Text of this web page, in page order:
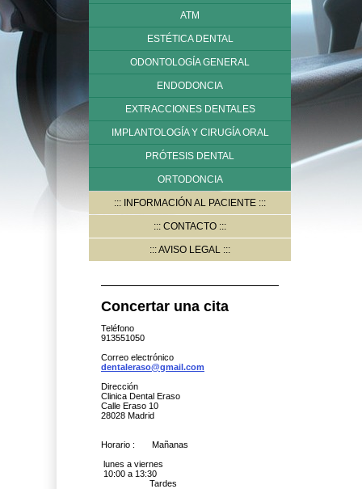
ATM
ESTÉTICA DENTAL
ODONTOLOGÍA GENERAL
ENDODONCIA
EXTRACCIONES DENTALES
IMPLANTOLOGÍA Y CIRUGÍA ORAL
PRÓTESIS DENTAL
ORTODONCIA
INFORMACIÓN AL PACIENTE
CONTACTO
AVISO LEGAL
Concertar una cita
Teléfono
913551050
Correo electrónico
dentaleraso@gmail.com
Dirección
Clinica Dental Eraso
Calle Eraso 10
28028 Madrid
Horario : Mañanas
lunes a viernes
10:00 a 13:30
Tardes